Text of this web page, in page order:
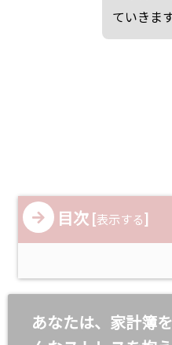
ていきま
目次 [表示する]
あなたは、家計簿